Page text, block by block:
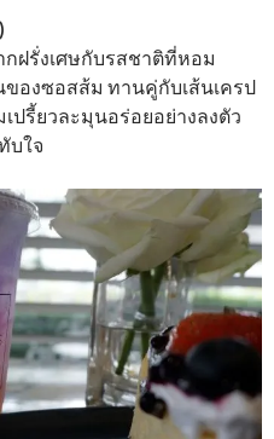
ฝรั่งเศษกับรสชาติที่หอม
องซอสส้ม ทานคู่กับเส้นเครป
ปรี้ยวละมุนอร่อยอย่างลงตัว
บใจ